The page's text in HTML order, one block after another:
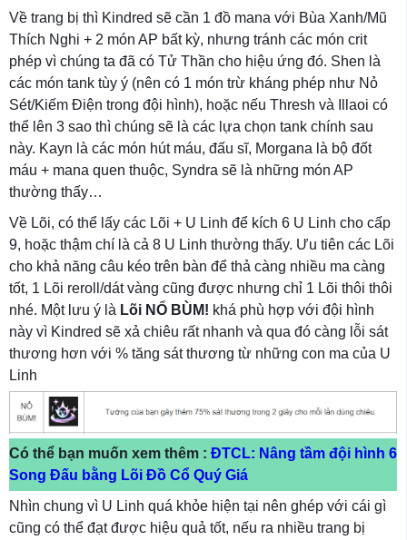
Về trang bị thì Kindred sẽ cần 1 đồ mana với Bùa Xanh/Mũ
Thích Nghi + 2 món AP bất kỳ, nhưng tránh các món crit
phép vì chúng ta đã có Tử Thần cho hiệu ứng đó. Shen là
các món tank tùy ý (nên có 1 món trừ kháng phép như Nỏ
Sét/Kiếm Điện trong đội hình), hoặc nếu Thresh và Illaoi có
thể lên 3 sao thì chúng sẽ là các lựa chọn tank chính sau
này. Kayn là các món hút máu, đấu sĩ, Morgana là bộ đốt
máu + mana quen thuộc, Syndra sẽ là những món AP
thường thấy…
Về Lõi, có thể lấy các Lõi + U Linh để kích 6 U Linh cho cấp
9, hoặc thậm chí là cả 8 U Linh thường thấy. Ưu tiên các Lõi
cho khả năng câu kéo trên bàn để thả càng nhiều ma càng
tốt, 1 Lõi reroll/dát vàng cũng được nhưng chỉ 1 Lõi thôi thôi
nhé. Một lưu ý là Lõi NỔ BÙM! khá phù hợp với đội hình
này vì Kindred sẽ xả chiêu rất nhanh và qua đó càng lỗi sát
thương hơn với % tăng sát thương từ những con ma của U
Linh
Có thể bạn muốn xem thêm : ĐTCL: Nâng tầm đội hình 6
Song Đấu bằng Lõi Đồ Cổ Quý Giá
Nhìn chung vì U Linh quá khỏe hiện tại nên ghép với cái gì
cũng có thể đạt được hiệu quả tốt, nếu ra nhiều trang bị